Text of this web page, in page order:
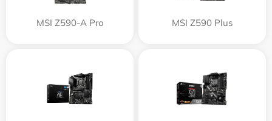
MSI Z590-A Pro MSI Z590 Plus